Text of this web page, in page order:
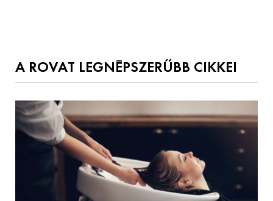
A ROVAT LEGNÉPSZERŰBB CIKKEI